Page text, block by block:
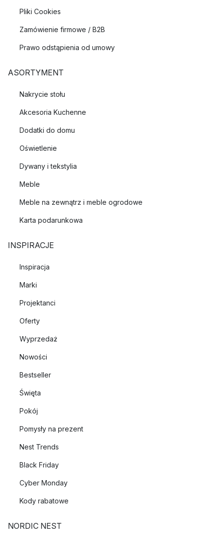
Pliki Cookies
Zamówienie firmowe / B2B
Prawo odstąpienia od umowy
ASORTYMENT
Nakrycie stołu
Akcesoria Kuchenne
Dodatki do domu
Oświetlenie
Dywany i tekstylia
Meble
Meble na zewnątrz i meble ogrodowe
Karta podarunkowa
INSPIRACJE
Inspiracja
Marki
Projektanci
Oferty
Wyprzedaż
Nowości
Bestseller
Święta
Pokój
Pomysły na prezent
Nest Trends
Black Friday
Cyber Monday
Kody rabatowe
NORDIC NEST